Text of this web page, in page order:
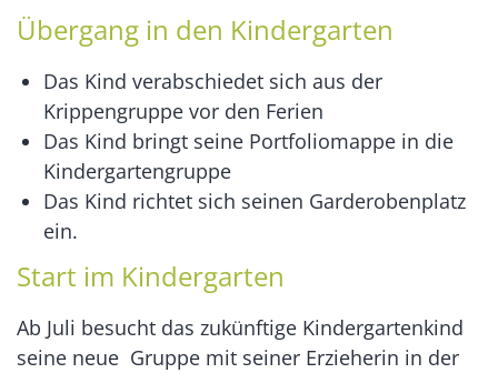
Übergang in den Kindergarten
Das Kind verabschiedet sich aus der
Krippengruppe vor den Ferien
Das Kind bringt seine Portfoliomappe in die
Kindergartengruppe
Das Kind richtet sich seinen Garderobenplatz
ein.
Start im Kindergarten
Ab Juli besucht das zukünftige Kindergartenkind
seine neue Gruppe mit seiner Erzieherin in der